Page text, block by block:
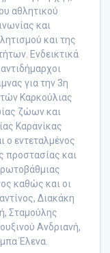
αθλητικού
και
και της
Ενδεικτικά
για την 3η
Καρκούλιας
ζώων και
Καρανίκας
εντεταλμένος
προστασίας και
καθώς και οι
Διακάκη
Σταμούλης
Ανδριανή,
Έλενα.